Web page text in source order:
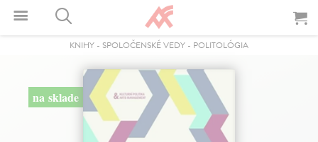
KNIHY - SPOLOČENSKÉ VEDY - POLITOLÓGIA
na sklade